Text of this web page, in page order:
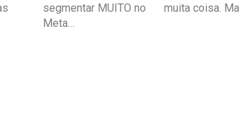
segmentar MUITO no
Meta…
muita coisa.